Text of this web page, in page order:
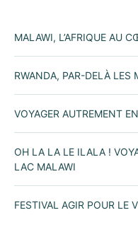
MALAWI, L’AFRIQUE AU
RWANDA, PAR-DELÀ LES
VOYAGER AUTREMENT
OH LA LA LE ILALA !
LAC MALAWI
FESTIVAL AGIR POUR LE